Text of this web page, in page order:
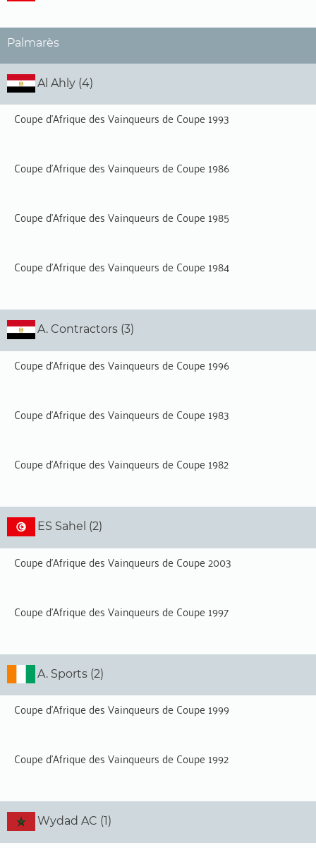
Palmarès
Al Ahly (4)
Coupe d'Afrique des Vainqueurs de Coupe 1993
Coupe d'Afrique des Vainqueurs de Coupe 1986
Coupe d'Afrique des Vainqueurs de Coupe 1985
Coupe d'Afrique des Vainqueurs de Coupe 1984
A. Contractors (3)
Coupe d'Afrique des Vainqueurs de Coupe 1996
Coupe d'Afrique des Vainqueurs de Coupe 1983
Coupe d'Afrique des Vainqueurs de Coupe 1982
ES Sahel (2)
Coupe d'Afrique des Vainqueurs de Coupe 2003
Coupe d'Afrique des Vainqueurs de Coupe 1997
A. Sports (2)
Coupe d'Afrique des Vainqueurs de Coupe 1999
Coupe d'Afrique des Vainqueurs de Coupe 1992
Wydad AC (1)